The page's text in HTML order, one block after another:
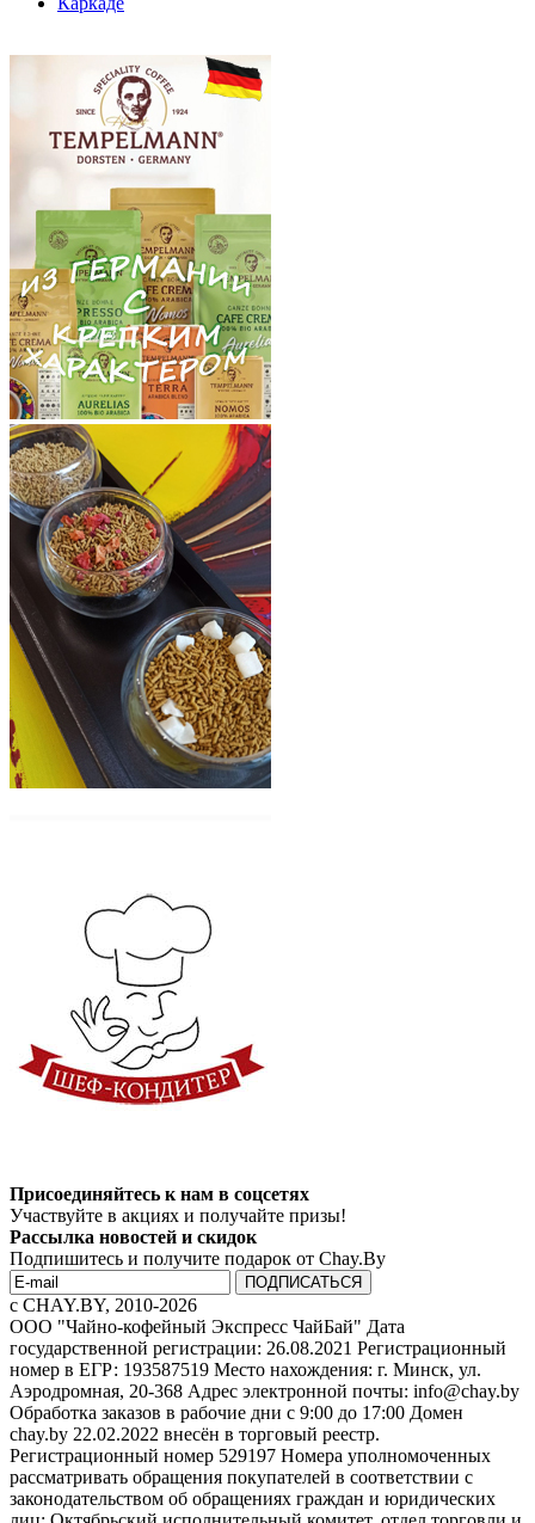
Присоединяйтесь к нам в соцсетях
Участвуйте в акциях и получайте призы!
Рассылка новостей и скидок
Подпишитесь и получите подарок от Chay.By
c CHAY.BY, 2010-2026
ООО "Чайно-кофейный Экспресс ЧайБай" Дата
государственной регистрации: 26.08.2021 Регистрационный
номер в ЕГР: 193587519 Место нахождения: г. Минск, ул.
Аэродромная, 20-368 Адрес электронной почты: info@chay.by
Обработка заказов в рабочие дни с 9:00 до 17:00 Домен
chay.by 22.02.2022 внесён в торговый реестр.
Регистрационный номер 529197 Номера уполномоченных
рассматривать обращения покупателей в соответствии с
законодательством об обращениях граждан и юридических